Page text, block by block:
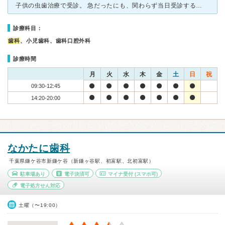
子供の虫歯治療で受診。 急だったにも、関わらず当日受診することができました。 私は都合がつかず、待ち合い室で待っていましたが、先生の方から出てきてくれ、治療に関しての説明をして下さいました。 受
診療科目：
歯科、小児歯科、歯科口腔外科
診療時間
月 火 水 木 金 土 日 祝
09:30-12:45
14:20-20:00
なかたに歯科
千葉県鎌ケ谷市新鎌ケ谷（新鎌ヶ谷駅、初富駅、北初富駅）
駐車場あり 電子決済可 マイナ受付 (スマホ可)
電子処方せん対応
土曜（〜19:00）